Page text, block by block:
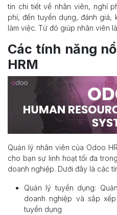
tin chi tiết về nhân viên, nghỉ
phí, đến tuyển dụng, đánh giá,
làm việc. Từ đó giúp nhân viên
Các tính năng
HRM
Quản lý nhân viên của Odoo
cho bạn sự linh hoạt tối đa
doanh nghiệp. Dưới đây là các
Quản lý tuyển dụng:
doanh nghiệp và sắp
tuyển dụng